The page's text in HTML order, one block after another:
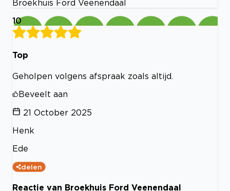
Broekhuis Ford Veenendaal
10
Top
Geholpen volgens afspraak zoals altijd.
Beveelt aan
21 October 2025
Henk
Ede
delen
Reactie van Broekhuis Ford Veenendaal